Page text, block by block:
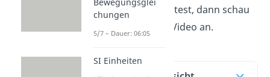
anschauen möchtest, dann schau
unser Video an.
chungen
5/7 – Dauer: 06:05
SI Einheiten